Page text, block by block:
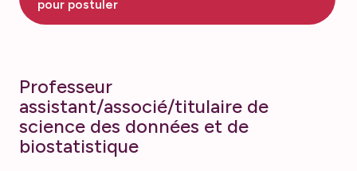
pour postuler
Professeur
assistant/associé/titulaire de
science des données et de
biostatistique